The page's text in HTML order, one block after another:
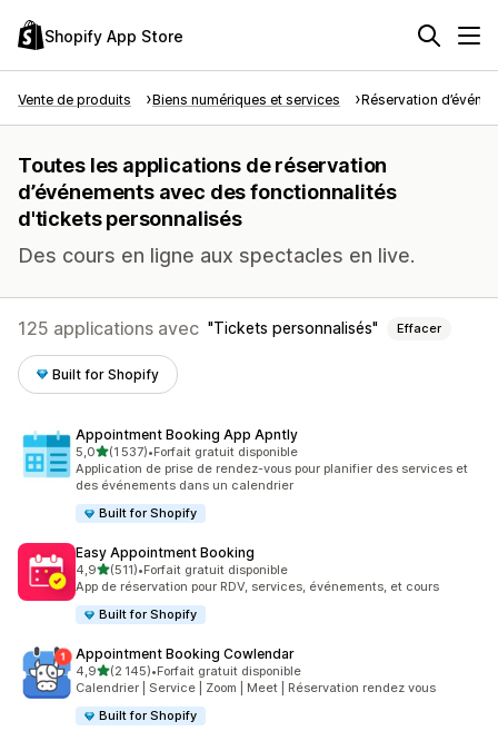
Shopify App Store
Vente de produits Biens numériques et services Réservation
Toutes les applications de réservation
d’événements avec des fonctionnalités
d'tickets personnalisés
Des cours en ligne aux spectacles en live.
125 applications avec Tickets personnalisés Effacer
Built for Shopify
Appointment Booking App Apntly
5,0étoile(s) sur 5
(1 537)
1537 avis au total
•Forfait gratuit disponible
Application de prise de rendez-vous pour planifier des services et
des événements dans un calendrier
Built for Shopify
Easy Appointment Booking
4,9étoile(s) sur 5
(511)
511 avis au total
•Forfait gratuit disponible
App de réservation pour RDV, services, événements, et cours
Built for Shopify
Appointment Booking Cowlendar
4,9étoile(s) sur 5
(2 145)
2145 avis au total
•Forfait gratuit disponible
Calendrier | Service | Zoom | Meet | Réservation rendez vous
Built for Shopify